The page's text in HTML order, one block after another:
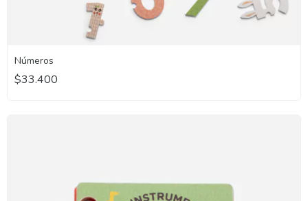
Números
$33.400